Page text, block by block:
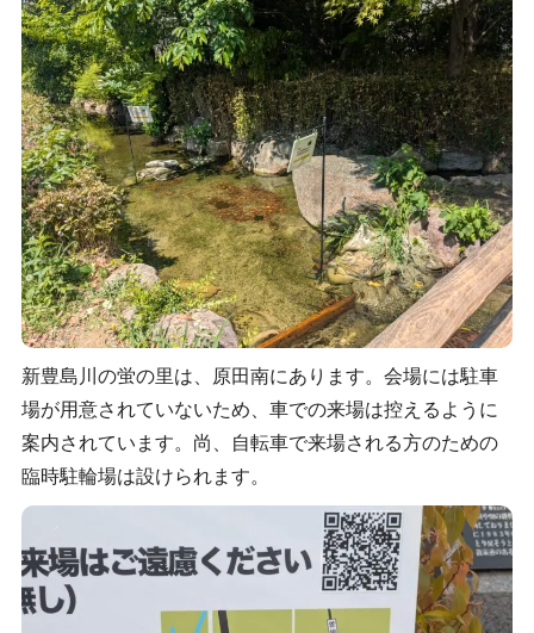
新豊島川の蛍の里は、原田南にあります。会場には駐車
場が用意されていないため、車での来場は控えるように
案内されています。尚、自転車で来場される方のための
臨時駐輪場は設けられます。